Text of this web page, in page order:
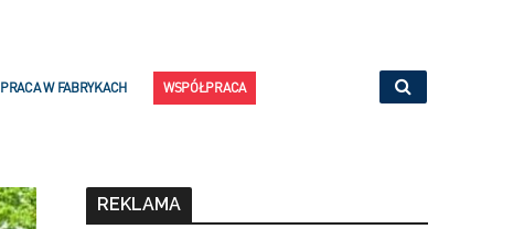
PRACA W FABRYKACH WSPÓŁPRACA
REKLAMA